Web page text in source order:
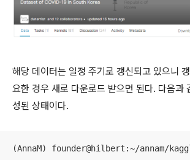
해당 데이터는 일정 주기로 갱신되고 있으니
요한 경우 새로 다운로드 받으면 된다. 다음과
성된 상태이다.
(AnnaM) founder@hilbert:~/annam/